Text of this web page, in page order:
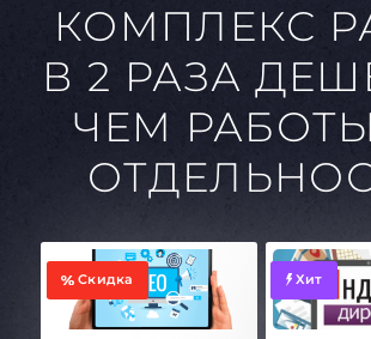
КОМПЛЕКС
В 2 РАЗА
ЧЕМ
Скидка Хит